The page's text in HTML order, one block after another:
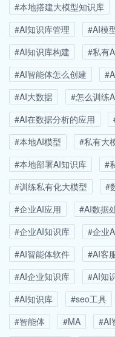
#本地搭建大模型知识库
#AI知识库管理
#AI模
#AI知识库构建
#私有
#AI智能体怎么创建
#AI大数据
#怎么训练
#AI在数据分析的应用
#本地AI模型
#私有大
#本地部署AI知识库
#
#训练私有化大模型
#
#企业AI应用
#AI数据
#企业AI知识库
#企业
#AI智能体软件
#AI客
#AI企业知识库
#AI知
#AI知识库
#seo工具
#智能体
#MA
#AI